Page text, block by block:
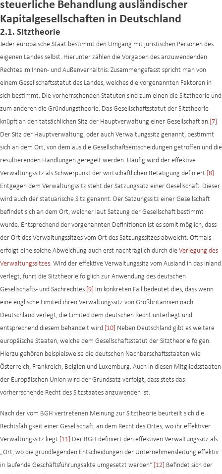
steuerliche Behandlung ausländischer
Kapitalgesellschaften in Deutschland
2.1. Sitztheorie
Jeder europäische Staat bestimmt den Umgang mit juristischen Personen des
eigenen Landes selbst. Hierunter zählen die Vorgaben des anzuwendenden
Rechtes im Innen- und Außenverhältnis. Zusammengefasst spricht man von
einem Gesellschaftsstatut des Landes, welches die vorgenannten Faktoren in
sich bestimmt. Die vorherrschenden Statuten sind zum einen die Sitztheorie und
zum anderen die Gründungstheorie. Das Gesellschaftsstatut der Sitztheorie
knüpft an den tatsächlichen Sitz der Hauptverwaltung einer Gesellschaft an. [7]
Der Sitz der Hauptverwaltung, oder auch Verwaltungssitz genannt, bestimmt
sich an dem Ort, von dem aus die Gesellschaftsentscheidungen getroffen und die
resultierenden Handlungen geregelt werden. Häufig wird der effektive
Verwaltungssitz als Schwerpunkt der wirtschaftlichen Betätigung definiert. [8]
Entgegen dem Verwaltungssitz steht der Satzungssitz einer Gesellschaft. Dieser
wird auch der statuarische Sitz genannt. Der Satzungssitz einer Gesellschaft
befindet sich an dem Ort, welcher laut Satzung der Gesellschaft bestimmt
wurde. Entsprechend der vorgenannten Definitionen ist es somit möglich, dass
der Ort des Verwaltungssitzes vom Ort des Satzungssitzes abweicht. Oftmals
erfolgt eine solche Abweichung auch erst nachträglich durch die Verlegung des
Verwaltungssitzes. Wird der effektive Verwaltungssitz vom Ausland in das Inland
verlegt, führt die Sitztheorie folglich zur Anwendung des deutschen
Gesellschafts- und Sachrechtes. [9] Im konkreten Fall bedeutet dies, dass wenn
eine englische Limited ihren Verwaltungssitz von Großbritannien nach
Deutschland verlegt, die Limited dem deutschen Recht unterliegt und
entsprechend diesem behandelt wird. [10] Neben Deutschland gibt es weitere
europäische Staaten, welche dem Gesellschaftsstatut der Sitztheorie folgen.
Hierzu gehören beispielsweise die deutschen Nachbarschaftsstaaten wie
Österreich, Frankreich, Belgien und Luxemburg. Auch in diesen Mitgliedsstaaten
der Europäischen Union wird der Grundsatz verfolgt, dass stets das
vorherrschende Recht des Sitzstaates anzuwenden ist.
Nach der vom BGH vertretenen Meinung zur Sitztheorie beurteilt sich die
Rechtsfähigkeit einer Gesellschaft, an dem Recht des Ortes, wo ihr effektiver
Verwaltungssitz liegt. [11] Der BGH definiert den effektiven Verwaltungssitz als
„Ort, wo die grundlegenden Entscheidungen der Unternehmensleitung effektiv
in laufende Geschäftsführungsakte umgesetzt werden“. [12] Befindet sich der